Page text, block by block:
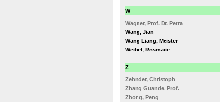
W
Wagner, Prof. Dr. Petra
Wang, Jian
Wang Liang, Meister
Weibel, Rosmarie
Z
Zehnder, Christoph
Zhang Guande, Prof.
Zhong, Peng